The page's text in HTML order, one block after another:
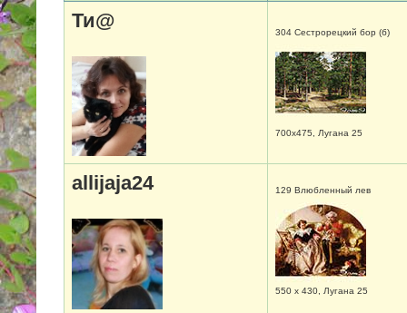
Ти@
304 Сестрорецкий бор (б)
700х475, Лугана 25
allijaja24 129 Влюбленный лев
550 х 430, Лугана 25